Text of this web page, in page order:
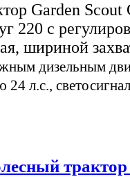
Garden Scout
220 с
шириной
дизельным
л.с.,